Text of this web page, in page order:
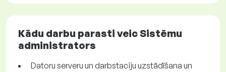
Kādu darbu parasti veic Sistēmu
administrators
Datoru serveru un darbstaciju uzstādīšana un